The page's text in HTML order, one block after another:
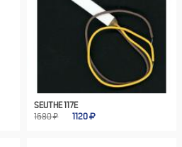
SEUTHE 117E
1680 ₽
1120